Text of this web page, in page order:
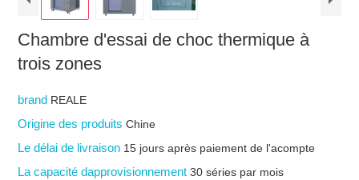
Chambre d'essai de choc thermique à
trois zones
brand REALE
Origine des produitsChine
Le délai de livraison 15 jours après paiement de l'acompte
La capacité dapprovisionnement30 séries par mois